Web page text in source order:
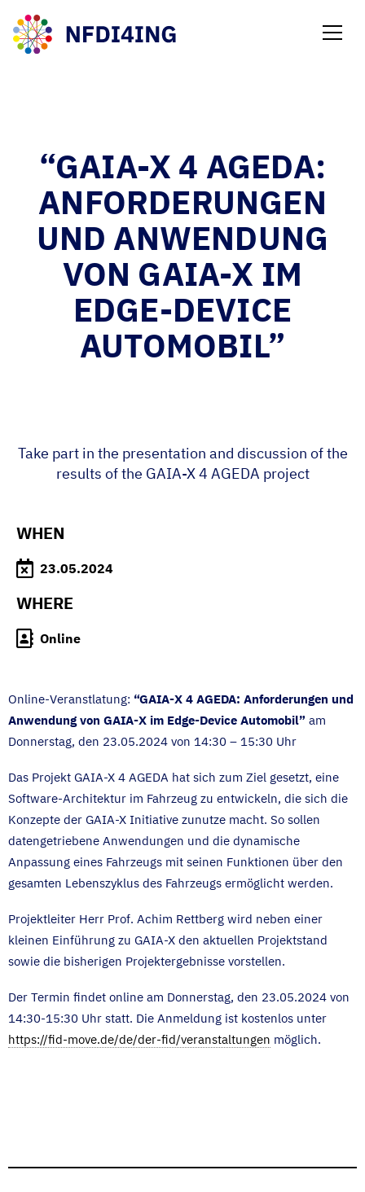
“GAIA-X 4 AGEDA:
ANFORDERUNGEN
UND ANWENDUNG
VON GAIA-X IM
EDGE-DEVICE
AUTOMOBIL”
Take part in the presentation and discussion of the
results of the GAIA-X 4 AGEDA project
WHEN
23.05.2024
WHERE
Online
Online-Veranstlatung: “GAIA-X 4 AGEDA: Anforderungen und
Anwendung von GAIA-X im Edge-Device Automobil” am
Donnerstag, den 23.05.2024 von 14:30 – 15:30 Uhr
Das Projekt GAIA-X 4 AGEDA hat sich zum Ziel gesetzt, eine
Software-Architektur im Fahrzeug zu entwickeln, die sich die
Konzepte der GAIA-X Initiative zunutze macht. So sollen
datengetriebene Anwendungen und die dynamische
Anpassung eines Fahrzeugs mit seinen Funktionen über den
gesamten Lebenszyklus des Fahrzeugs ermöglicht werden.
Projektleiter Herr Prof. Achim Rettberg wird neben einer
kleinen Einführung zu GAIA-X den aktuellen Projektstand
sowie die bisherigen Projektergebnisse vorstellen.
Der Termin findet online am Donnerstag, den 23.05.2024 von
14:30-15:30 Uhr statt. Die Anmeldung ist kostenlos unter
https://fid-move.de/de/der-fid/veranstaltungen möglich.